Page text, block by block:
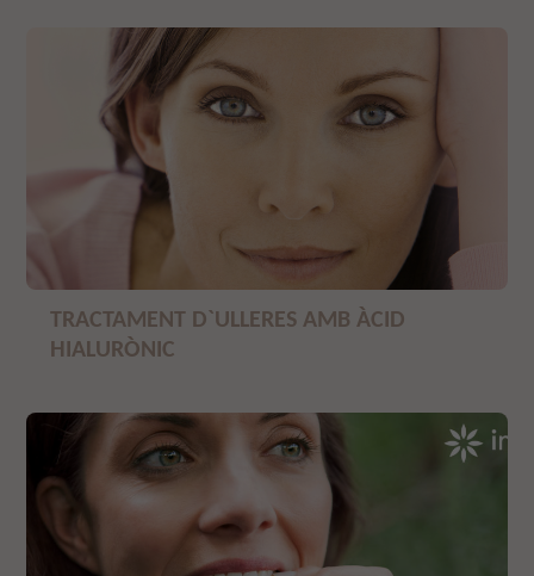
TRACTAMENT D`ULLERES AMB ÀCID
HIALURÒNIC